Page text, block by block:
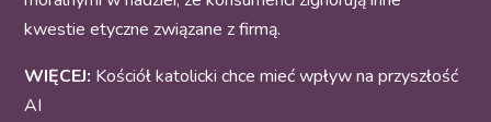
kwestie etyczne związane z firmą.
WIĘCEJ: Kościół katolicki chce mieć wpływ na przyszłość
AI